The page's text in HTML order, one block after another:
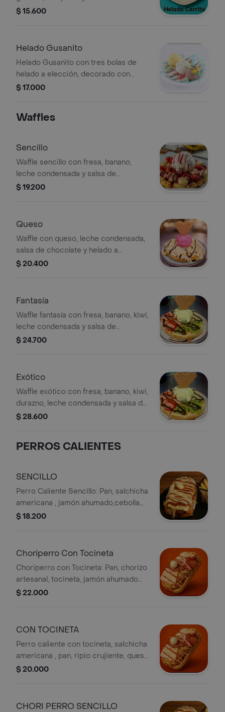
chocolate. Incluye dos sabores de
$ 15.600
Helado Gusanito
Helado Gusanito con tres bolas de
helado a elección, decorado con
gomitas y confites de colores.
$ 17.000
Waffles
Sencillo
Waffle sencillo con fresa, banano,
leche condensada y salsa de
chocolate. y una porción de helado a
$ 19.200
Queso
Waffle con queso, leche condensada,
salsa de chocolate y helado a
elección, decorado con una galleta.
$ 20.400
Fantasía
Waffle fantasía con fresa, banano, kiwi,
leche condensada y salsa de
chocolate.
$ 24.700
Exótico
Waffle exótico con fresa, banano, kiwi,
durazno, leche condensada y salsa de
chocolate. y dos porciones de helado
$ 28.600
PERROS CALIENTES
SENCILLO
Perro Caliente Sencillo: Pan, salchicha
americana , jamón ahumado,cebolla
caramelizada con granitos de
$ 18.200
Choriperro Con Tocineta
Choriperro con Tocineta: Pan, chorizo
artesanal, tocineta, jamón ahumado
,cebolla caramelizada con granos de
$ 22.000
CON TOCINETA
Perro caliente con tocineta, salchicha
americana , pan, ripio crujiente, queso
gratinado, huevo de codorniz,cebolla
$ 20.000
CHORI PERRO SENCILLO